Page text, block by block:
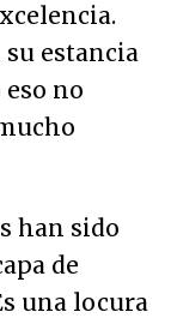
estancia
eso no
han sido
de
una locura